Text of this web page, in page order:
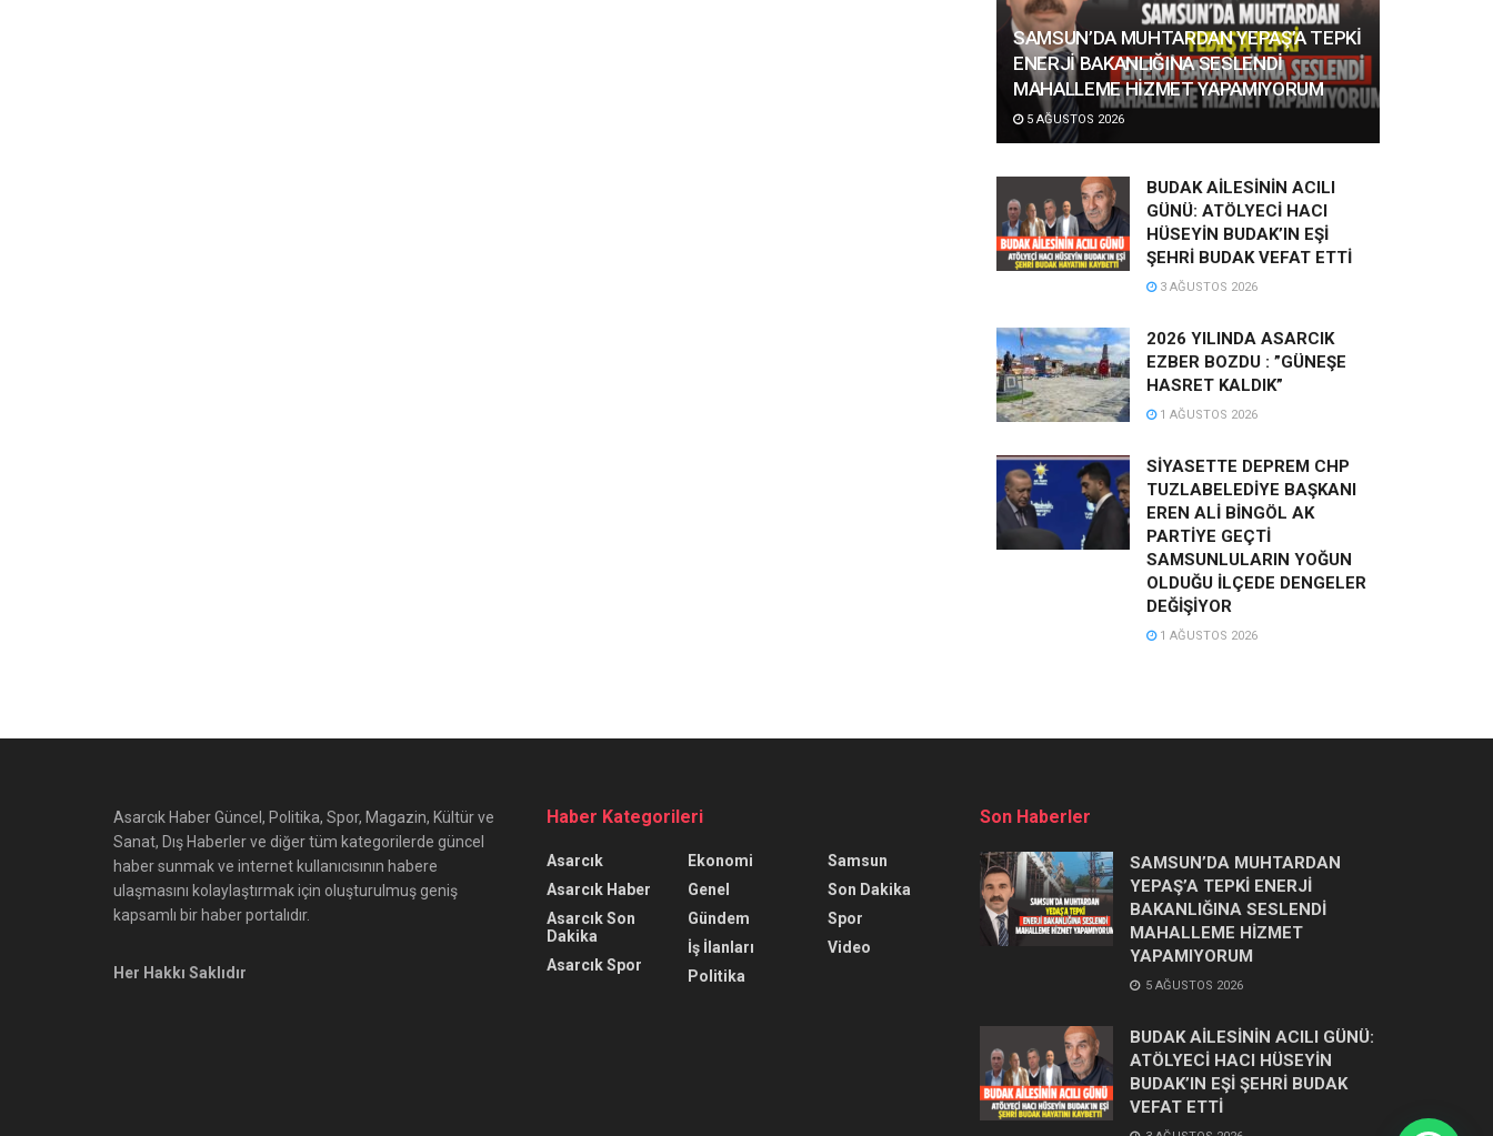
SAMSUN’DA MUHTARDAN YEPAŞ’A TEPKİ
ENERJİ BAKANLIĞINA SESLENDİ
MAHALLEME HİZMET YAPAMIYORUM
5 AĞUSTOS 2026
BUDAK AİLESİNİN ACILI
GÜNÜ: ATÖLYECİ HACI
HÜSEYİN BUDAK’IN EŞİ
ŞEHRİ BUDAK VEFAT ETTİ
3 AĞUSTOS 2026
2026 YILINDA ASARCIK
EZBER BOZDU : ”GÜNEŞE
HASRET KALDIK”
1 AĞUSTOS 2026
SİYASETTE DEPREM CHP
TUZLABELEDİYE BAŞKANI
EREN ALİ BİNGÖL AK
PARTİYE GEÇTİ
SAMSUNLULARIN YOĞUN
OLDUĞU İLÇEDE DENGELER
DEĞİŞİYOR
1 AĞUSTOS 2026
Asarcık Haber Güncel, Politika, Spor, Magazin, Kültür ve
Sanat, Dış Haberler ve diğer tüm kategorilerde güncel
haber sunmak ve internet kullanıcısının habere
ulaşmasını kolaylaştırmak için oluşturulmuş geniş
kapsamlı bir haber portalıdır.
Her Hakkı Saklıdır
Haber Kategorileri
Asarcık
Asarcık Haber
Asarcık Son
Dakika
Asarcık Spor
Ekonomi
Genel
Gündem
İş İlanları
Politika
Samsun
Son Dakika
Spor
Video
Son Haberler
SAMSUN’DA MUHTARDAN
YEPAŞ’A TEPKİ ENERJİ
BAKANLIĞINA SESLENDİ
MAHALLEME HİZMET
YAPAMIYORUM
5 AĞUSTOS 2026
BUDAK AİLESİNİN ACILI GÜNÜ:
ATÖLYECİ HACI HÜSEYİN
BUDAK’IN EŞİ ŞEHRİ BUDAK
VEFAT ETTİ